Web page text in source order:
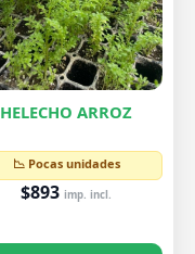
HELECHO ARROZ
📉 Pocas unidades
$893 imp. incl.